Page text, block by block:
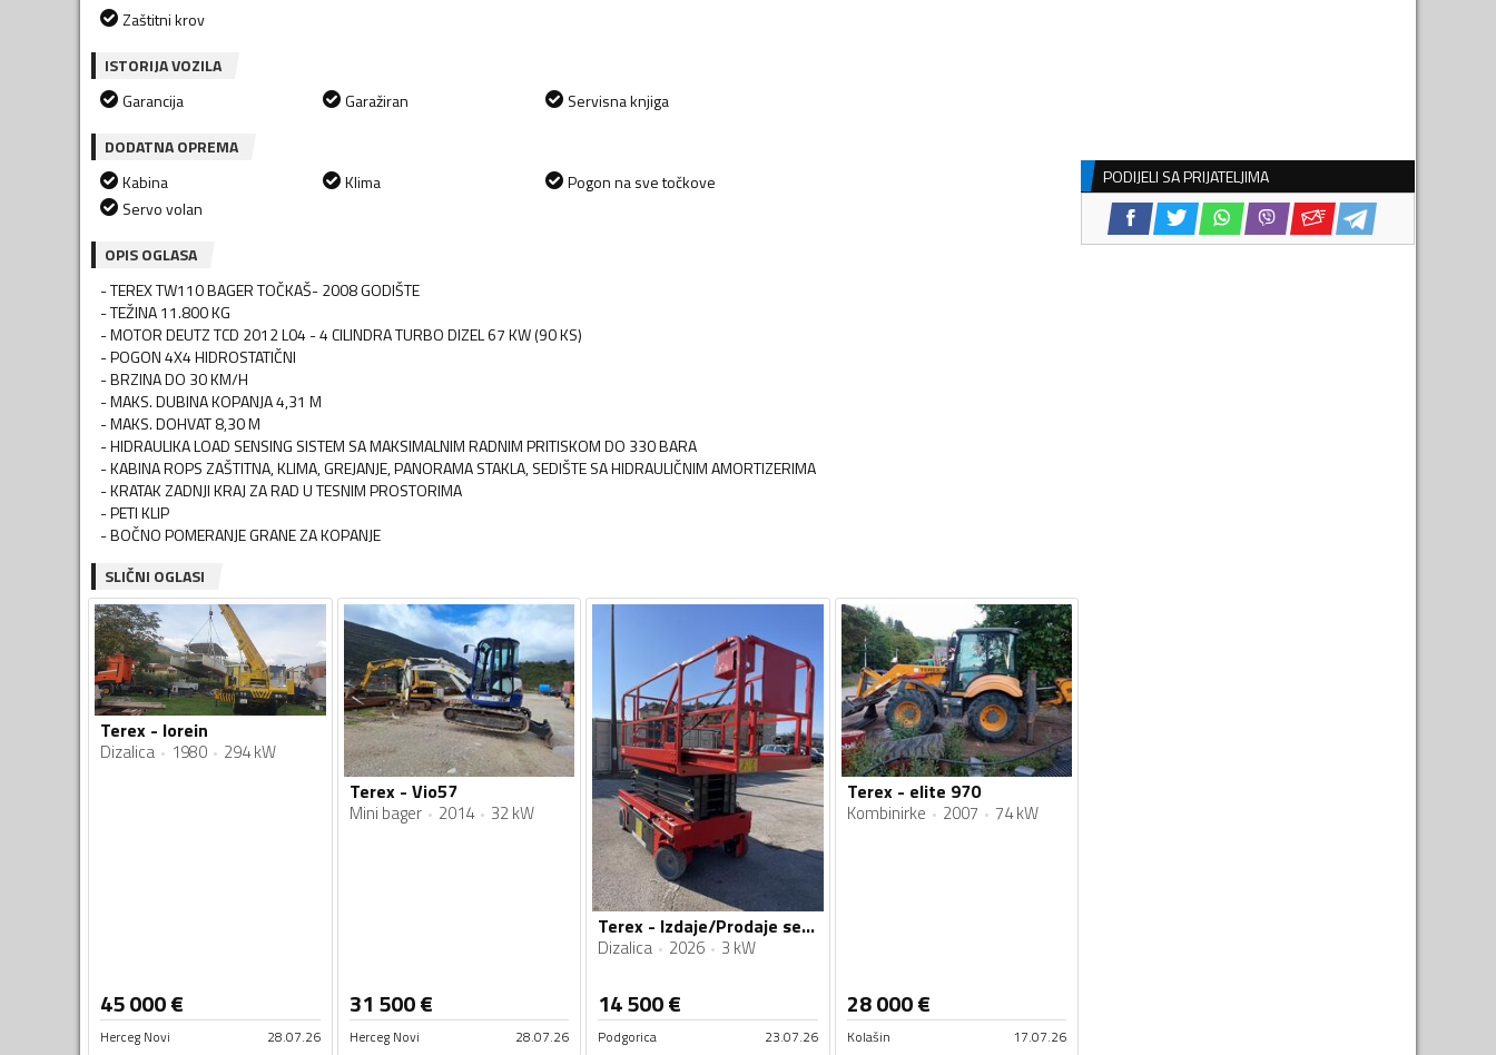
Zaštitni krov
ISTORIJA VOZILA
Garancija
Garažiran
Servisna knjiga
DODATNA OPREMA
Kabina
Servo volan
Klima Pogon na sve točkove
OPIS OGLASA
- TEREX TW110 BAGER TOČKAŠ- 2008 GODIŠTE
- TEŽINA 11.800 KG
- MOTOR DEUTZ TCD 2012 L04 - 4 CILINDRA TURBO DIZEL 67 KW (90 KS)
- POGON 4X4 HIDROSTATIČNI
- BRZINA DO 30 KM/H
- MAKS. DUBINA KOPANJA 4,31 M
- MAKS. DOHVAT 8,30 M
- HIDRAULIKA LOAD SENSING SISTEM SA MAKSIMALNIM RADNIM PRITISKOM DO 330 BARA
- KABINA ROPS ZAŠTITNA, KLIMA, GREJANJE, PANORAMA STAKLA, SEDIŠTE SA HIDRAULIČNIM AMORTIZERIMA
- KRATAK ZADNJI KRAJ ZA RAD U TESNIM PROSTORIMA
- PETI KLIP
SLIČNI OGLASI
Terex - lorein
Dizalica 1980 294 kW
45 000€
Herceg Novi 28.07.26
Terex - Vio57
Mini bager 2014 32 kW
31 500€
Herceg Novi 28.07.26
Terex - Izdaje/Prodaje se Makazasta platforma 12m g320
Dizalica 2026 3 kW
14 500€
Podgorica 23.07.26
Terex - elite 970
Kombinirke 2007 74 kW
28 000€
Kolašin 17.07.26
PODIJELI SA PRIJATELJIMA